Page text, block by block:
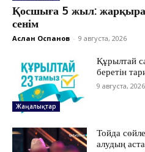
Қосшыға 5 жыл:
сенім
Аслан Оспанов - 9 августа, 2026
Жаңалықтар
Құрылтай
беретін
9 августа, 2026
Тойда
алудың